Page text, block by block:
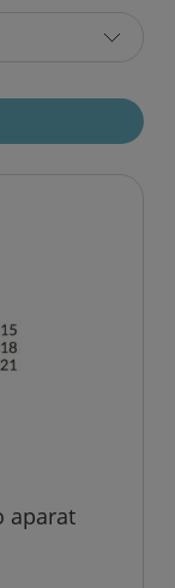
aparat